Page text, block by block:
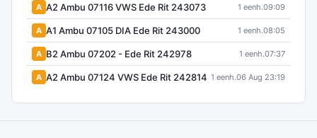
A A2 Ambu 07116 VWS Ede Rit 243073 1 eenh.09:09
A A1 Ambu 07105 DIA Ede Rit 243000 1 eenh.08:05
A B2 Ambu 07202 - Ede Rit 242978 1 eenh.07:37
A A2 Ambu 07124 VWS Ede Rit 242814 1 eenh.06 Aug 23:19